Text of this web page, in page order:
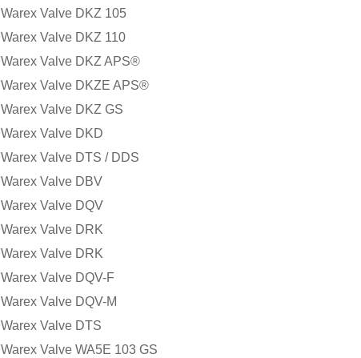
Warex Valve DKZ 105
Warex Valve DKZ 110
Warex Valve DKZ APS®
Warex Valve DKZE APS®
Warex Valve DKZ GS
Warex Valve DKD
Warex Valve DTS / DDS
Warex Valve DBV
Warex Valve DQV
Warex Valve DRK
Warex Valve DRK
Warex Valve DQV-F
Warex Valve DQV-M
Warex Valve DTS
Warex Valve WA5E 103 GS